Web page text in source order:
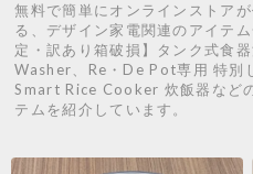
無料で簡単にオンラインストア
る、デザイン家電関連のアイテ
定・訳あり箱破損】タンク式食
Washer、Re・De Pot専用 特別
Smart Rice Cooker 炊飯器など
テムを紹介しています。